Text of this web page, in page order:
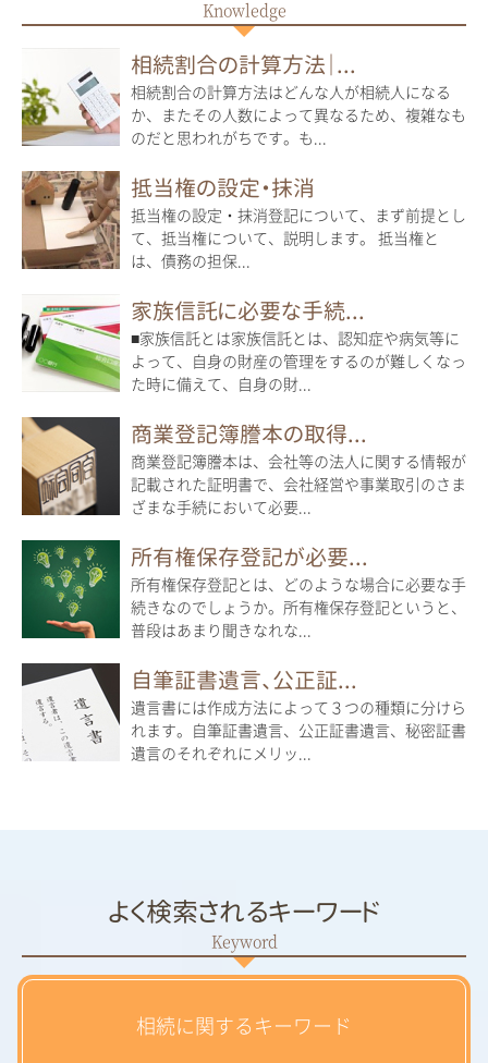
相続割合の計算方法｜...
相続割合の計算方法はどんな人が相続人になる
か、またその人数によって異なるため、複雑なも
のだと思われがちです。も...
抵当権の設定・抹消
抵当権の設定・抹消登記について、まず前提とし
て、抵当権について、説明します。 抵当権と
は、債務の担保...
家族信託に必要な手続...
■家族信託とは家族信託とは、認知症や病気等に
よって、自身の財産の管理をするのが難しくなっ
た時に備えて、自身の財...
商業登記簿謄本の取得...
商業登記簿謄本は、会社等の法人に関する情報が
記載された証明書で、会社経営や事業取引のさま
ざまな手続において必要...
所有権保存登記が必要...
所有権保存登記とは、どのような場合に必要な手
続きなのでしょうか。所有権保存登記というと、
普段はあまり聞きなれな...
自筆証書遺言、公正証...
遺言書には作成方法によって３つの種類に分けら
れます。自筆証書遺言、公正証書遺言、秘密証書
遺言のそれぞれにメリッ...
よく検索されるキーワード
相続に関するキーワード